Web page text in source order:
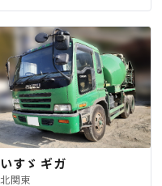
いすゞ ギガ
北関東